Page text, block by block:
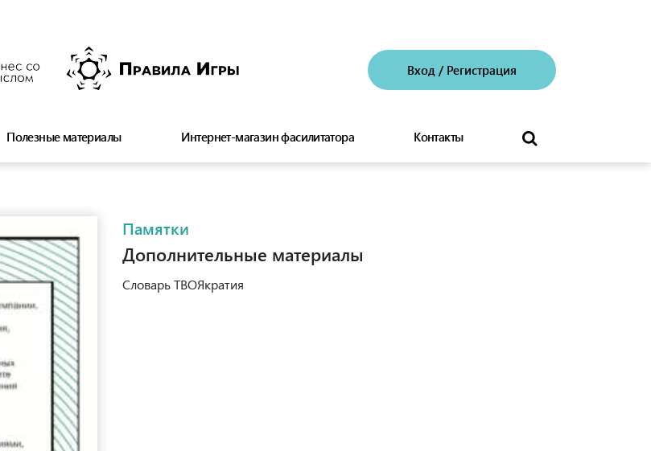
Вход / Регистрация
Полезные материалы Интернет-магазин фасилитатора Контакты
Памятки
Дополнительные материалы
Словарь ТВОЯкратия